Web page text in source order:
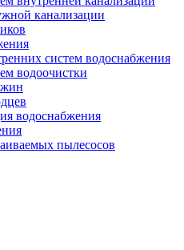
канализации
систем водоснабжения
водоочистки
водоснабжения
пылесосов